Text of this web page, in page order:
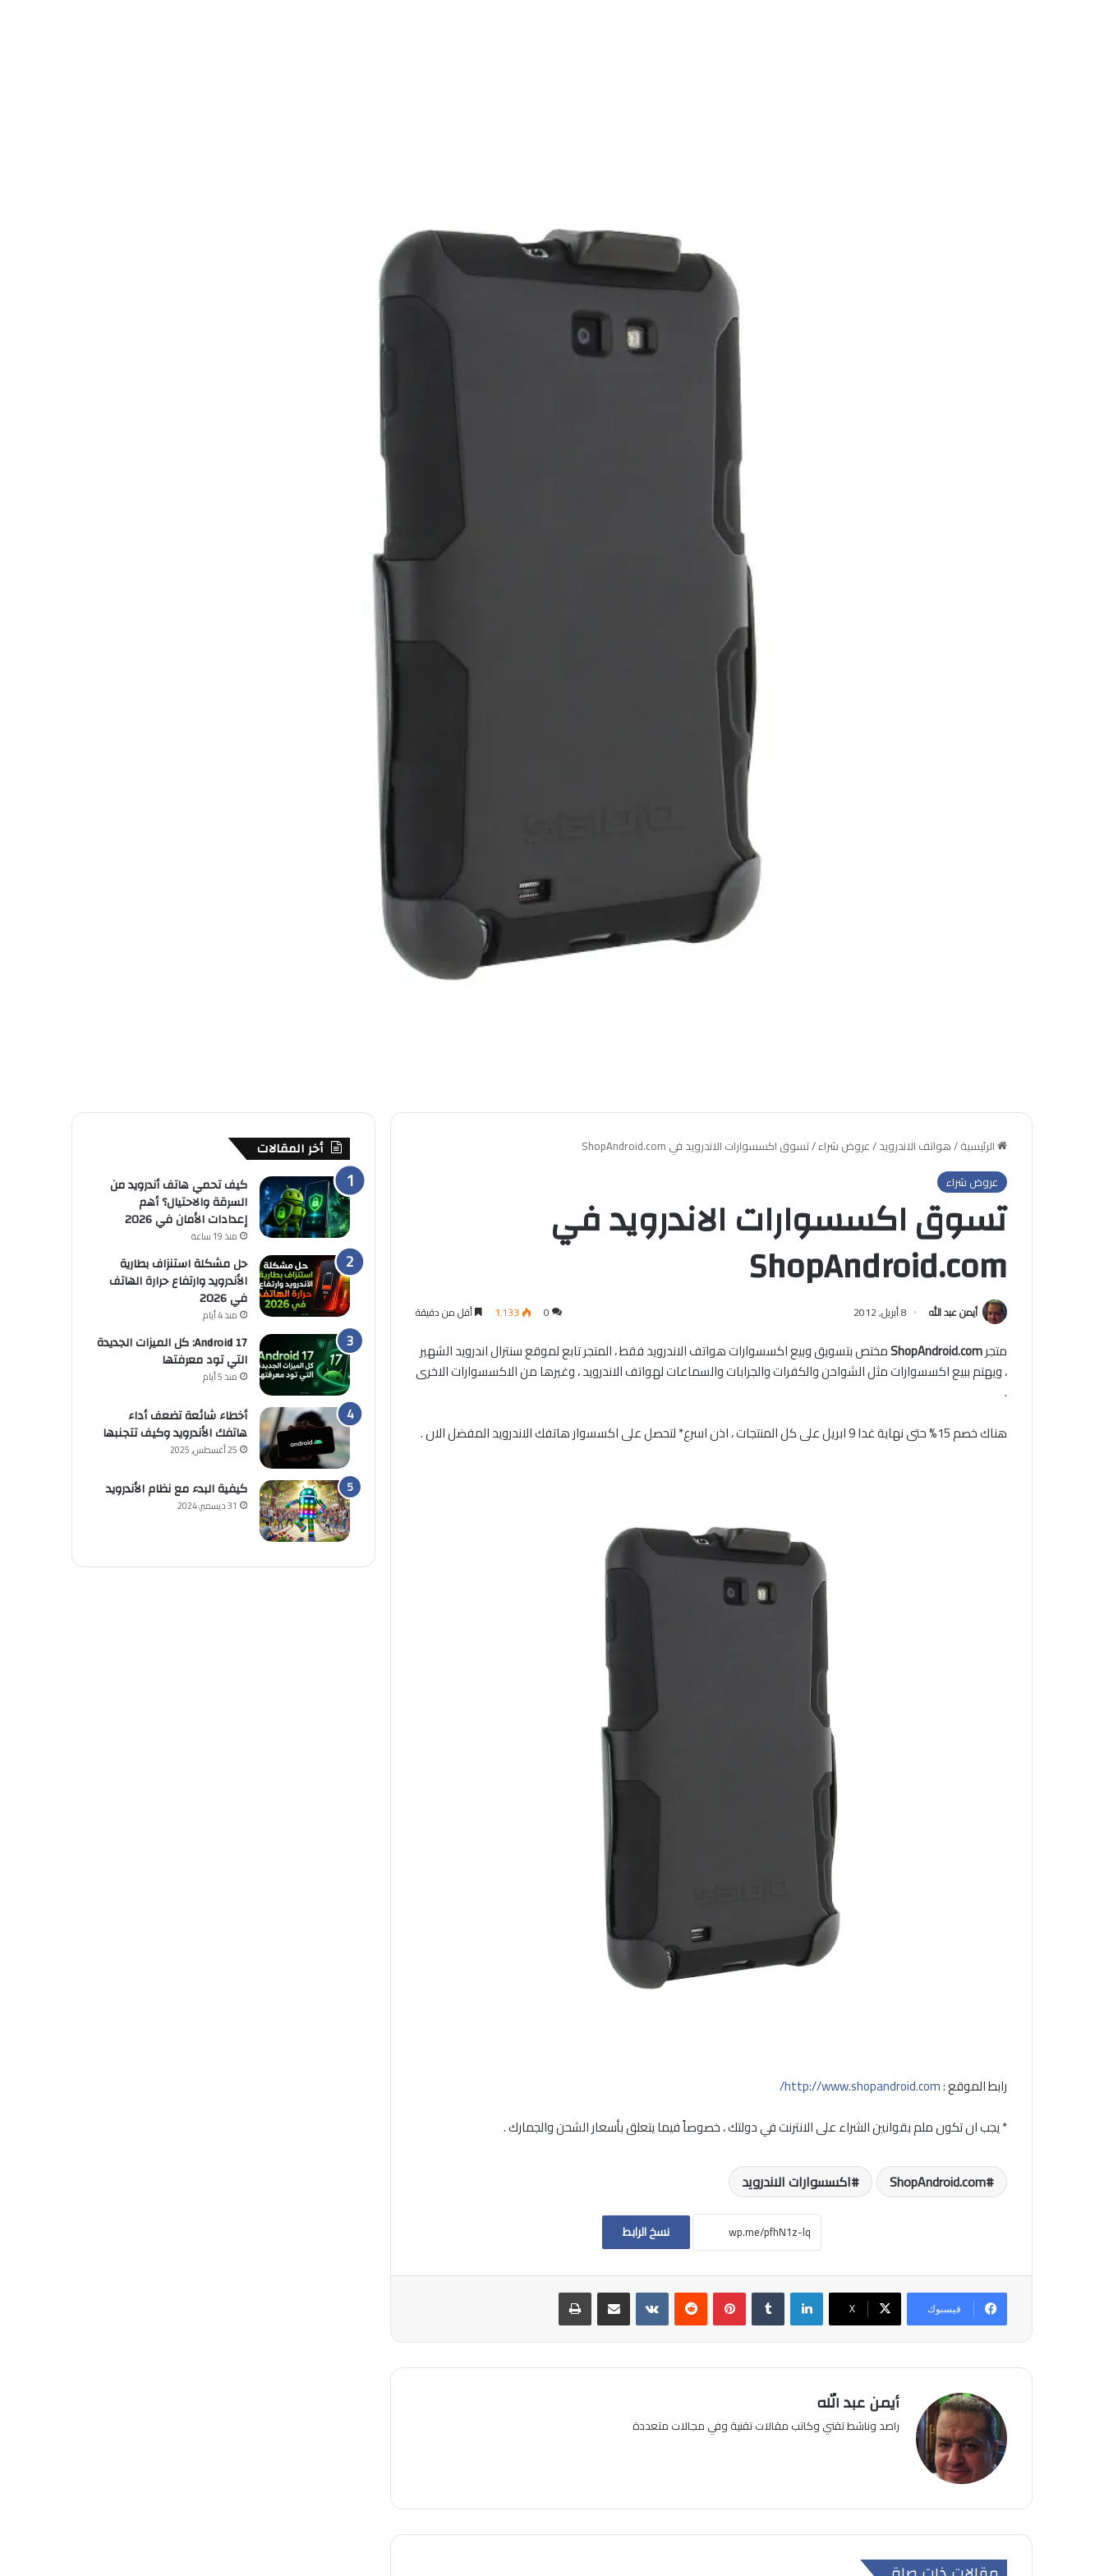
الرئيسية/هواتف الاندرويد/عروض شراء/تسوق اكسسوارات الاندرويد في ShopAndroid.com
عروض شراء
تسوق اكسسوارات الاندرويد في
ShopAndroid.com
أيمن عبد الله 8 أبريل, 2012 0 1٬133 أقل من دقيقة
متجرShopAndroid.comمختص بتسويق وبيع اكسسوارات هواتف الاندرويد فقط ، المتجر تابع لموقع سنترال اندرويد الشهير
، ويهتم ببيع اكسسوارات مثل الشواحن والكفرات والجرابات والسماعات لهواتف الاندرويد ، وغيرها من الاكسسوارات الاخرى
.
هناك خصم 15% حتى نهاية غدا 9 ابريل على كل المنتجات ، اذن اسرع* لتحصل على اكسسوار هاتفك الاندرويد المفضل الان .
رابط الموقع :http://www.shopandroid.com/
* يجب ان تكون ملم بقوانين الشراء على الانترنت في دولتك ، خصوصاً فيما يتعلق بأسعار الشحن والجمارك .
ShopAndroid.com اكسسوارات الاندرويد
نسخ الرابط
فيسبوك ‫X
لينكدإن بينتيريست مشاركة عبر البريد طباعة
أيمن عبد الله
راصد وناشط تقني وكاتب مقالات تقنية وفي مجالات متعددة
أخر المقالات
كيف تحمي هاتف أندرويد من
السرقة والاحتيال؟ أهم
إعدادات الأمان في 2026
منذ 19 ساعة
حل مشكلة استنزاف بطارية
الأندرويد وارتفاع حرارة الهاتف
في 2026
منذ 4 أيام
Android 17: كل الميزات الجديدة
التي تود معرفتها
منذ 5 أيام
أخطاء شائعة تضعف أداء
هاتفك الأندرويد وكيف تتجنبها
25 أغسطس, 2025
كيفية البدء مع نظام الأندرويد
31 ديسمبر, 2024